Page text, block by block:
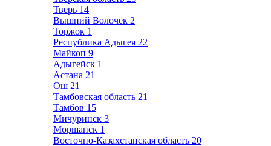
Тверь 14
Вышний Волочёк 2
Торжок 1
Республика Адыгея 22
Майкоп 9
Адыгейск 1
Астана 21
Ош 21
Тамбовская область 21
Тамбов 15
Мичуринск 3
Моршанск 1
Восточно-Казахстанская область 20